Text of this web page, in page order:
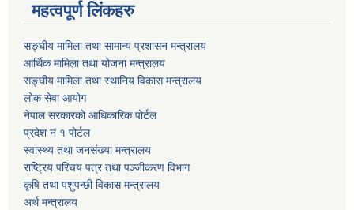
महत्वपूर्ण लिंकहरु
सङ्घीय मामिला तथा सामान्य प्रशासन मन्त्रालय
आर्थिक मामिला तथा योजना मन्त्रालय
सङ्घीय मामिला तथा स्थानिय विकास मन्त्रालय
लोक सेवा आयोग
नेपाल सरकारको आधिकारिक पोर्टल
प्रदेश नं १ पोर्टल
स्वास्थ्य तथा जनसंख्या मन्त्रालय
राष्ट्रिय परिचय पत्र तथा पञ्जीकरण विभाग
कृषि तथा पशुपन्छी विकास मन्त्रालय
अर्थ मन्त्रालय